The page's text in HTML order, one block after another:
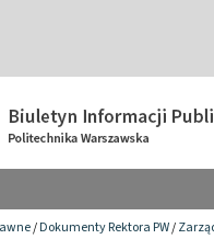
/Dokumenty Rektora PW/